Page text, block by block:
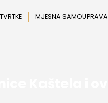
MJESNA SAMOUPRAVA